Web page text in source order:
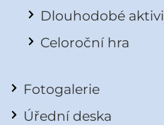
Dlouhodobé
Celoroční hra
Fotogalerie
Úřední deska